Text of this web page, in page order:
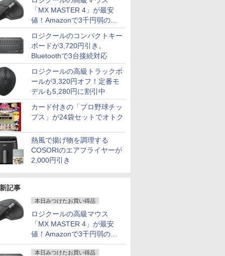
「MX MASTER 4」が最安
値！Amazonで3千円弱の割
引
ロジクールのコンパクトキー
ボードが3,720円引き。
Bluetoothで3台接続対応
ロジクールの高級トラックボ
ールが3,320円オフ！定番モ
デルも5,280円に割引中
カード付きの「プロ野球チッ
プス」が24袋セットでオトク
熱風で揚げ物を調理する
COSORIのエアフライヤーが
2,000円引き
記事
本日みつけたお買い得品
ロジクールの高級マウス
「MX MASTER 4」が最安
値！Amazonで3千円弱の割
引
本日みつけたお買い得品